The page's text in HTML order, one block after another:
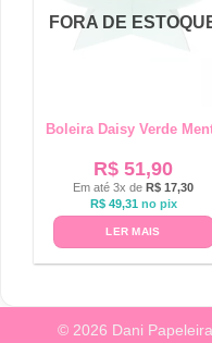
FORA DE
Boleira Daisy Verde
R$ 51,90
Em até 3x de R$ 17,30
R$49,31 no pix
LER MAIS
© 2026 Dani